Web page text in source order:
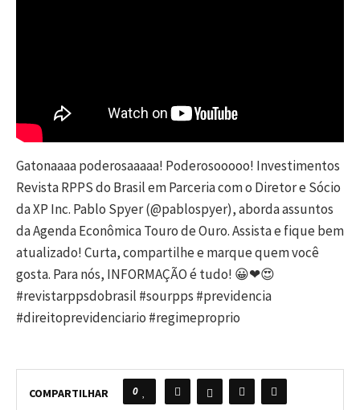
Gatonaaaa poderosaaaaa! Poderosooooo! Investimentos
Revista RPPS do Brasil em Parceria com o Diretor e Sócio
da XP Inc. Pablo Spyer (@pablospyer), aborda assuntos
da Agenda Econômica Touro de Ouro. Assista e fique bem
atualizado! Curta, compartilhe e marque quem você
gosta. Para nós, INFORMAÇÃO é tudo! 😀❤😍
#revistarppsdobrasil #sourpps #previdencia
#direitoprevidenciario #regimeproprio
COMPARTILHAR 0